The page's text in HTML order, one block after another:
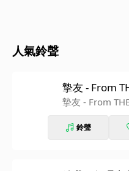
人氣鈴聲
摯友 - From
摯友 - From
鈴聲